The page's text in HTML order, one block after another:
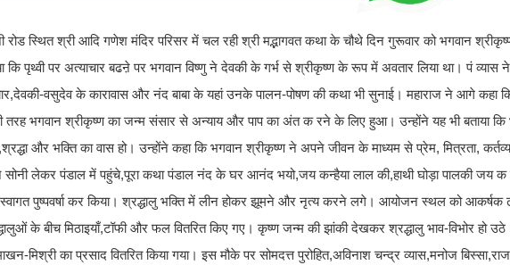
स्थित श्री आदि गणेश मंदिर परिसर में चल रही श्री मद्भागवत कथा के चौथे दिन गुरूवार को भगवान
कि पृथ्वी पर अत्याचार बढऩे पर भगवान विष्णु ने देवकी के गर्भ से श्रीकृष्ण के रूप में अवतार लिया था। पं व्यास ने
वसुदेव के कारावास और नंद बाबा के यहां उनके पालन-पोषण की कथा भी सुनाई। महाराज ने आगे कहा
तरह भगवान श्रीकृष्ण का जन्म संसार से अन्याय और पाप का अंत क रने के लिए हुआ। उन्होंने यह भी बताया
और भक्ति का वास हो। उन्होंने कहा कि भगवान श्रीकृष्ण ने अपने जीवन के माध्यम से प्रेम, मित्रता,
लेकर पंडाल में पहुंचे,पूरा कथा पंडाल नंद के घर आनंद भयो,जय कन्हैया लाल की,हाथी घोड़ा पालकी जय क
पुष्पवर्षा कर किया। श्रद्धालु भक्ति में लीन होकर झूमने और नृत्य करने लगे। आयोजन स्थल को आकर्षक
के बीच मिठाइयाँ,टॉफी और फल वितरित किए गए। कृष्ण जन्म की झांकी देखकर श्रद्धालु भाव-विभोर हो
मिश्री का प्रसाद वितरित किया गया। इस मौके पर सोमदत्त पुरोहित,अविनाश चन्द्र व्यास,मनोज